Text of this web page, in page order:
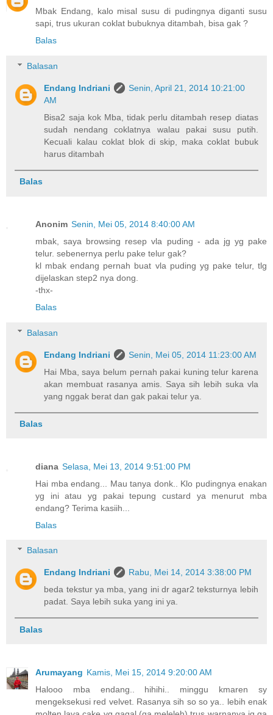
Mbak Endang, kalo misal susu di pudingnya diganti susu
sapi, trus ukuran coklat bubuknya ditambah, bisa gak ?
Balas
Balasan
Endang Indriani
Senin, April 21, 2014 10:21:00
AM
Bisa2 saja kok Mba, tidak perlu ditambah resep diatas
sudah nendang coklatnya walau pakai susu putih.
Kecuali kalau coklat blok di skip, maka coklat bubuk
harus ditambah
Balas
Anonim Senin, Mei 05, 2014 8:40:00 AM
mbak, saya browsing resep vla puding - ada jg yg pake
telur. sebenernya perlu pake telur gak?
kl mbak endang pernah buat vla puding yg pake telur, tlg
dijelaskan step2 nya dong.
-thx-
Balas
Balasan
Endang Indriani
Senin, Mei 05, 2014 11:23:00 AM
Hai Mba, saya belum pernah pakai kuning telur karena
akan membuat rasanya amis. Saya sih lebih suka vla
yang nggak berat dan gak pakai telur ya.
Balas
diana Selasa, Mei 13, 2014 9:51:00 PM
Hai mba endang... Mau tanya donk.. Klo pudingnya enakan
yg ini atau yg pakai tepung custard ya menurut mba
endang? Terima kasiih...
Balas
Balasan
Endang Indriani
Rabu, Mei 14, 2014 3:38:00 PM
beda tekstur ya mba, yang ini dr agar2 teksturnya lebih
padat. Saya lebih suka yang ini ya.
Balas
Arumayang Kamis, Mei 15, 2014 9:20:00 AM
Halooo mba endang.. hihihi.. minggu kmaren sy
mengeksekusi red velvet. Rasanya sih so so ya.. lebih enak